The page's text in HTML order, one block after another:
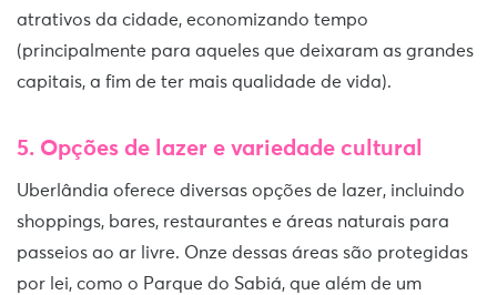
atrativos da cidade, economizando tempo
(principalmente para aqueles que deixaram as grandes
capitais, a fim de ter mais qualidade de vida).
5. Opções de lazer e variedade cultural
Uberlândia oferece diversas opções de lazer, incluindo
shoppings, bares, restaurantes e áreas naturais para
passeios ao ar livre. Onze dessas áreas são protegidas
por lei, como o Parque do Sabiá, que além de um